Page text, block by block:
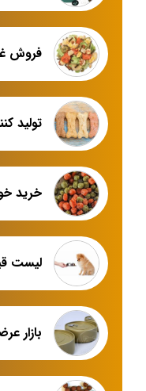
فروش
تولید
لیست
بازار